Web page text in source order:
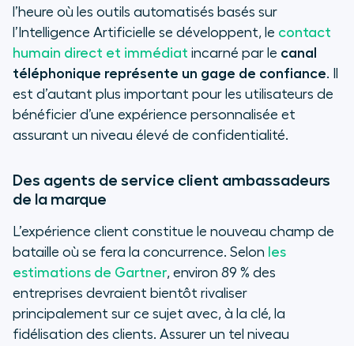
l’heure où les outils automatisés basés sur
l’Intelligence Artificielle se développent, le contact
humain direct et immédiat incarné par le canal
téléphonique représente un gage de confiance. Il
est d’autant plus important pour les utilisateurs de
bénéficier d’une expérience personnalisée et
assurant un niveau élevé de confidentialité.
Des agents de service client ambassadeurs
de la marque
L’expérience client constitue le nouveau champ de
bataille où se fera la concurrence. Selon les
estimations de Gartner, environ 89 % des
entreprises devraient bientôt rivaliser
principalement sur ce sujet avec, à la clé, la
fidélisation des clients. Assurer un tel niveau